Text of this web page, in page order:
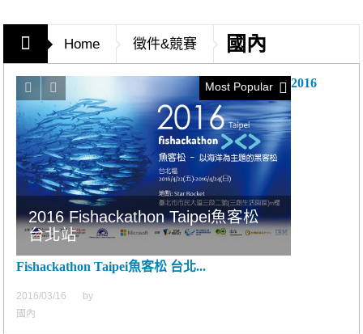
Home 徵件&競賽 國內
Most Popular
2016 Fishackathon Taipei魚客松
台北站
2016
Fishackathon Taipei魚客松 台北...
2016/03/16
by
國內